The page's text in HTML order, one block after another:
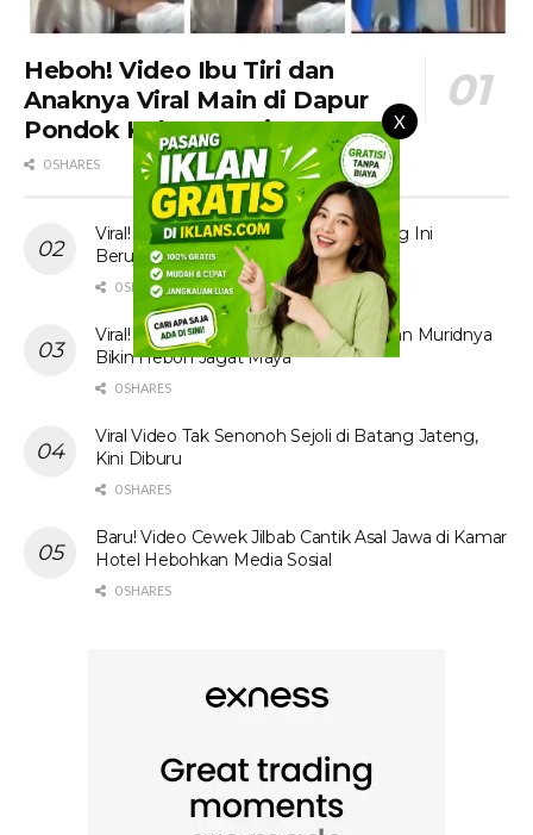
X
Heboh! Video Ibu Tiri dan
Anaknya Viral Main di Dapur
Pondok Kebun Sawit
0 SHARES
Viral! Tante Prank Ojol di Kolam Renang Ini
Berujung Tak Terduga
0 SHARES
Viral! Video Ibu Guru Bahasa Inggris dan Muridnya
Bikin Heboh Jagat Maya
0 SHARES
Viral Video Tak Senonoh Sejoli di Batang Jateng,
Kini Diburu
0 SHARES
Baru! Video Cewek Jilbab Cantik Asal Jawa di Kamar
Hotel Hebohkan Media Sosial
0 SHARES